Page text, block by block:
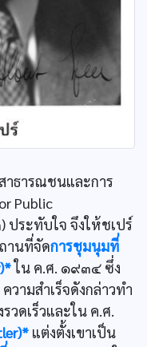
าธารณชนและการ
Public
ประทับใจ จึงให้ชเปร์
านที่จัดการชุมนุมที่
ใน ค.ศ. ๑๙๓๔ ซึ่ง
วามสำเร็จดังกล่าวทำ
วดเร็วและใน ค.ศ.
แต่งตั้งเขาเป็น